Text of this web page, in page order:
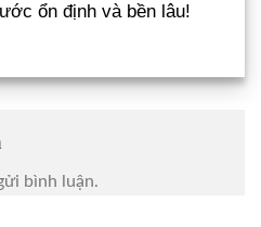
ổn định và bền lâu!
bình luận.